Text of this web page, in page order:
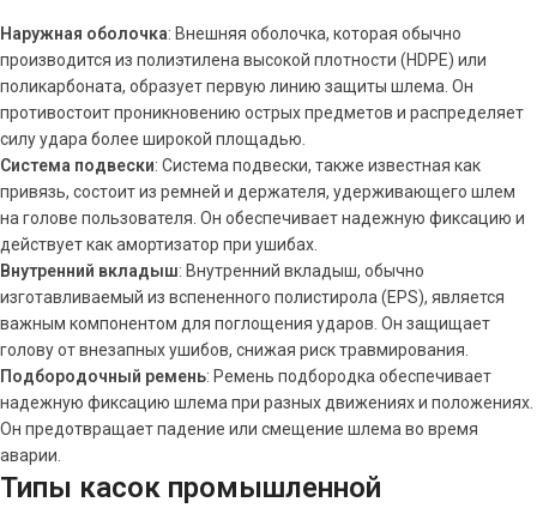
Наружная оболочка: Внешняя оболочка, которая обычно
производится из полиэтилена высокой плотности (HDPE) или
поликарбоната, образует первую линию защиты шлема. Он
противостоит проникновению острых предметов и распределяет
силу удара более широкой площадью.
Система подвески: Система подвески, также известная как
привязь, состоит из ремней и держателя, удерживающего шлем
на голове пользователя. Он обеспечивает надежную фиксацию и
действует как амортизатор при ушибах.
Внутренний вкладыш: Внутренний вкладыш, обычно
изготавливаемый из вспененного полистирола (EPS), является
важным компонентом для поглощения ударов. Он защищает
голову от внезапных ушибов, снижая риск травмирования.
Подбородочный ремень: Ремень подбородка обеспечивает
надежную фиксацию шлема при разных движениях и положениях.
Он предотвращает падение или смещение шлема во время
аварии.
Типы касок промышленной